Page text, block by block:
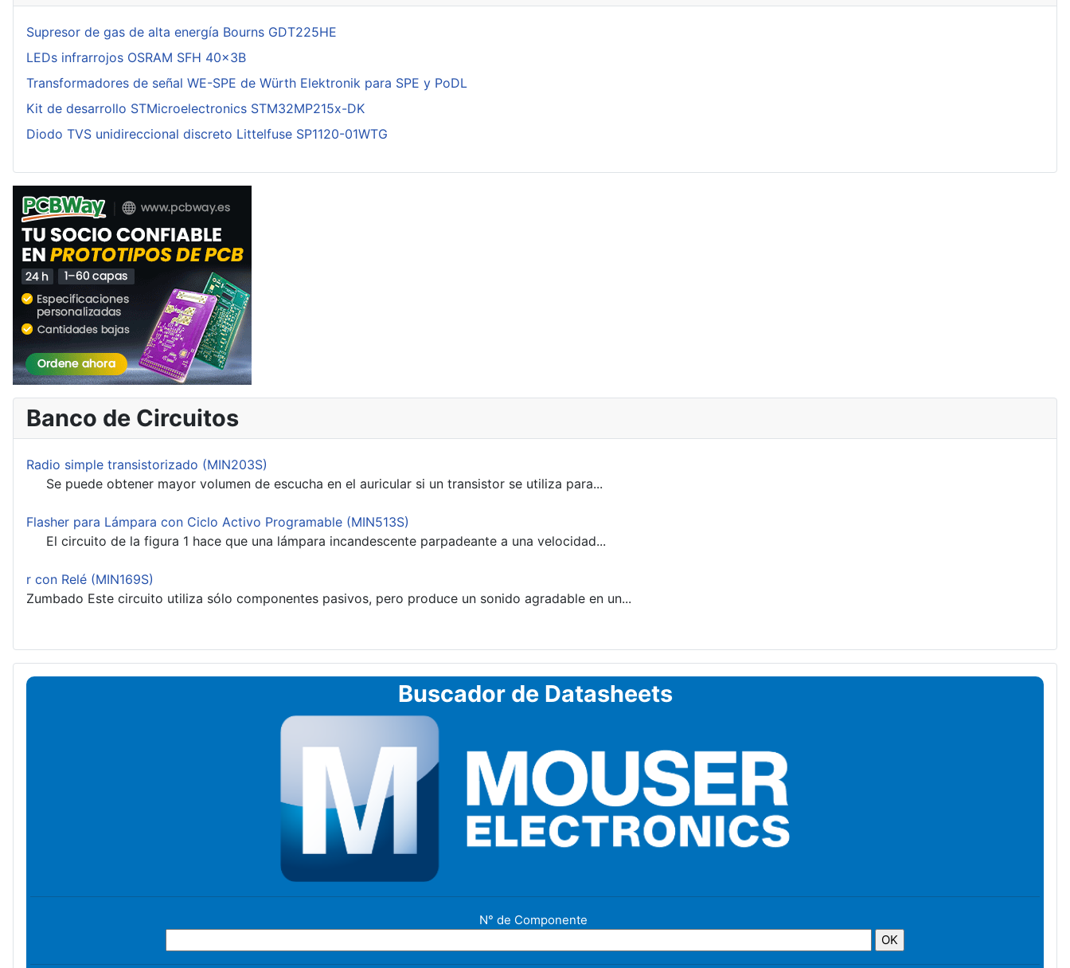
Supresor de gas de alta energía Bourns GDT225HE
LEDs infrarrojos OSRAM SFH 40x3B
Transformadores de señal WE-SPE de Würth Elektronik para SPE y PoDL
Kit de desarrollo STMicroelectronics STM32MP215x-DK
Diodo TVS unidireccional discreto Littelfuse SP1120-01WTG
Banco de Circuitos
Radio simple transistorizado (MIN203S)
Se puede obtener mayor volumen de escucha en el auricular si un transistor se utiliza para...
Flasher para Lámpara con Ciclo Activo Programable (MIN513S)
El circuito de la figura 1 hace que una lámpara incandescente parpadeante a una velocidad...
r con Relé (MIN169S)
Zumbado Este circuito utiliza sólo componentes pasivos, pero produce un sonido agradable en un...
Buscador de Datasheets
N° de Componente